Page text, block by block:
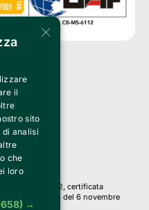
(MI)
Belive 6.2, certificata
n. 2025/445474 del 6 novembre
×
il
sito
analisi
che
loro
→